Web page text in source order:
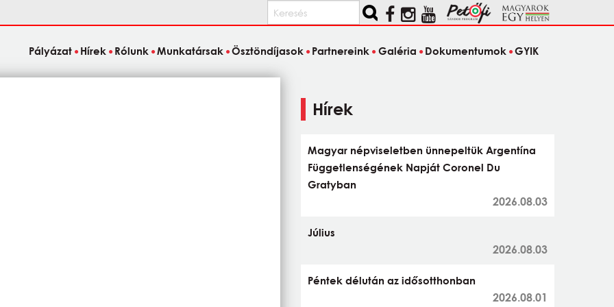
Keresés
Pályázat Hírek Rólunk Munkatársak Ösztöndíjasok Partnereink Galéria Dokumentumok GYIK
Hírek
Magyar népviseletben ünnepeltük Argentína
Függetlenségének Napját Coronel Du
Gratyban
2026.08.03
Július
2026.08.03
Péntek délután az idősotthonban
2026.08.01